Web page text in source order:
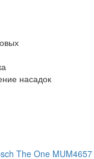
насадок